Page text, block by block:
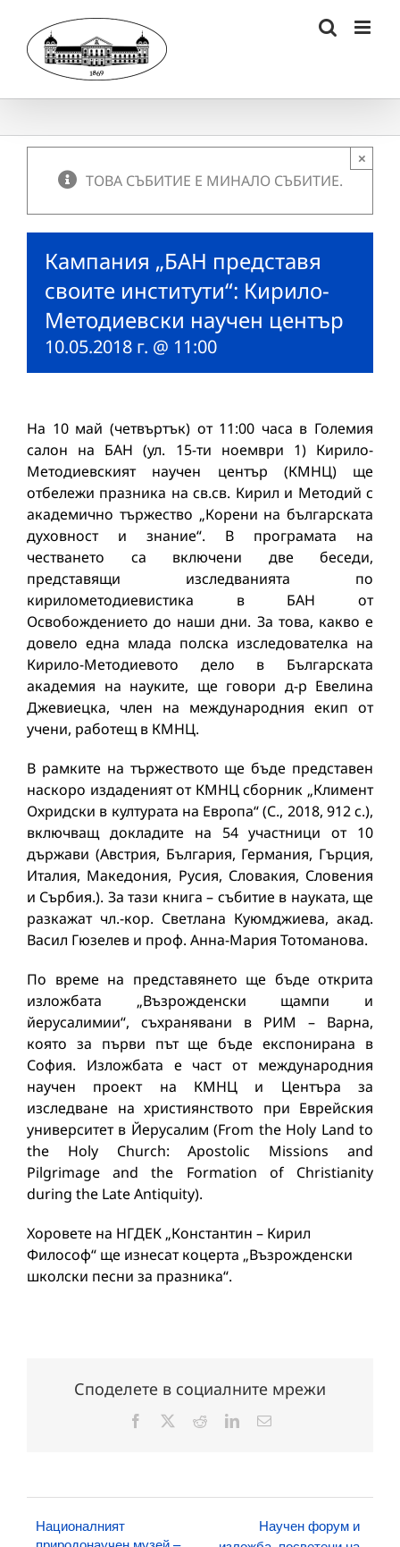
content
ТОВА СЪБИТИЕ Е МИНАЛО СЪБИТИЕ.
×
Кампания „БАН представя
своите институти“: Кирило-
Методиевски научен център
10.05.2018 г. @ 11:00
На 10 май (четвъртък) от 11:00 часа в Големия
салон на БАН (ул. 15-ти ноември 1) Кирило-
Методиевският научен център (КМНЦ) ще
отбележи празника на св.св. Кирил и Методий с
академично тържество „Корени на българската
духовност и знание“. В програмата на
честването са включени две беседи,
представящи изследванията по
кирилометодиевистика в БАН от
Освобождението до наши дни. За това, какво е
довело една млада полска изследователка на
Кирило-Методиевото дело в Българската
академия на науките, ще говори д-р Евелина
Джевиецка, член на международния екип от
учени, работещ в КМНЦ.
В рамките на тържеството ще бъде представен
наскоро издаденият от КМНЦ сборник „Климент
Охридски в културата на Европа“ (С., 2018, 912 с.),
включващ докладите на 54 участници от 10
държави (Австрия, България, Германия, Гърция,
Италия, Македония, Русия, Словакия, Словения
и Сърбия.). За тази книга – събитие в науката, ще
разкажат чл.-кор. Свeтлана Куюмджиева, акад.
Васил Гюзелев и проф. Анна-Мария Тотоманова.
По време на представянето ще бъде открита
изложбата „Възрожденски щампи и
йерусалимии“, съхранявани в РИМ – Варна,
която за първи път ще бъде експонирана в
София. Изложбата е част от международния
научен проект на КМНЦ и Центъра за
изследване на християнството при Еврейския
университет в Йерусалим (From the Holy Land to
the Holy Church: Apostolic Missions and
Pilgrimage and the Formation of Christianity
during the Late Antiquity).
Хоровете на НГДЕК „Константин – Кирил
Философ“ ще изнесат коцерта „Възрожденски
школски песни за празника“.
Споделете в социалните мрежи
Facebook RedditLinkedInЕлектронна
Националният
Научен форум и